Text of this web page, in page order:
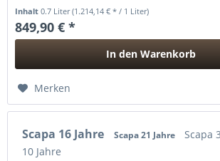
Inhalt0.7 Liter(1.214,14 € * / 1 Liter)
849,90 € *
In den Warenkorb
Merken
Scapa 16 Jahre Scapa 21 Jahre Scapa
10 Jahre